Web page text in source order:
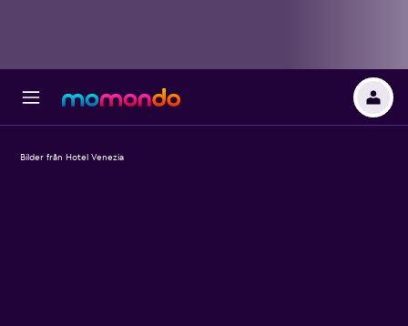
Bilder från Hotel Venezia